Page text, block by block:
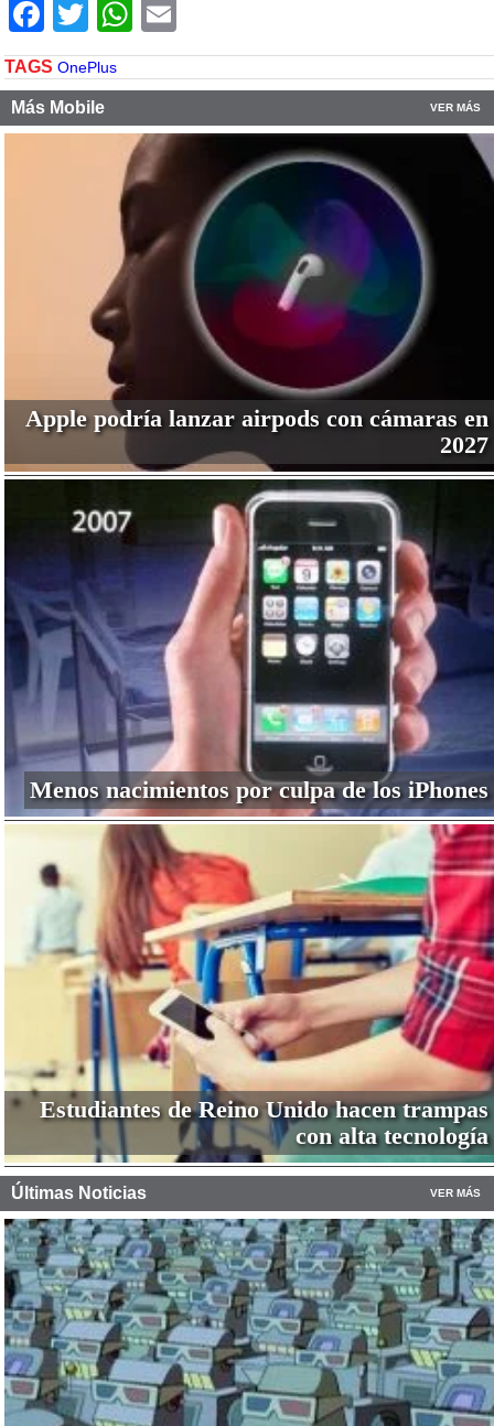
Facebook
TwitterWhatsApp
TAGS OnePlus
Más Mobile VER MÁS
Apple podría lanzar airpods con cámaras en
2027
Menos nacimientos por culpa de los iPhones
Estudiantes de Reino Unido hacen trampas
con alta tecnología
Últimas Noticias VER MÁS